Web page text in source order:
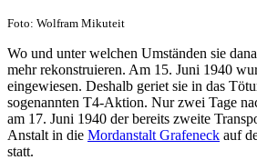
Foto: Wolfram Mikuteit
Wo und unter welchen Umständen sie
mehr rekonstruieren. Am 15. Juni 1940
eingewiesen. Deshalb geriet sie in das
sogenannten T4-Aktion. Nur zwei Tage
am 17. Juni 1940 der bereits zweite
Anstalt in die Mordanstalt Grafeneck auf
statt.